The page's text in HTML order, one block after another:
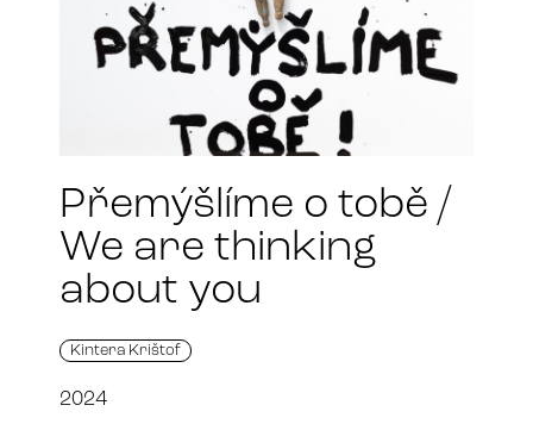
Přemýšlíme o tobě /
We are thinking
about you
Kintera Krištof
2024